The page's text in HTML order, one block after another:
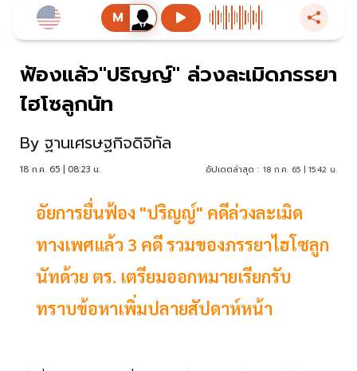
ฟ้องแล้ว"ปริญญ์" ล่วงละเมิดภรรยา
ไฮโซลูกนัท
By ฐานเศรษฐกิจดิจิทัล
18 ก.ค. 65 | 08:23 น. อัปเดตล่าสุด : 18 ก.ค. 65 | 15:42 น.
อัยการยื่นฟ้อง "ปริญญ์" คดีล่วงละเมิด
ทางเพศแล้ว 3 คดี รวมของภรรยาไฮโซลูก
นัทด้วย ตร. เตรียมออกหมายเรียกรับ
ทราบข้อหาเพิ่มปลายสัปดาห์หน้า